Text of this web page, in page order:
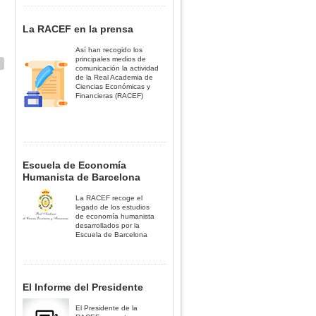
La RACEF en la prensa
Así han recogido los
principales medios de
comunicación la actividad
de la Real Academia de
Ciencias Económicas y
Financieras (RACEF)
Escuela de Economía
Humanista de Barcelona
La RACEF recoge el
legado de los estudios
de economía humanista
desarrollados por la
Escuela de Barcelona
El Informe del Presidente
El Presidente de la